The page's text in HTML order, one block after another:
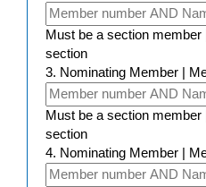
Must be a section
section
3. Nominating Member |
Must be a section
section
4. Nominating Member |